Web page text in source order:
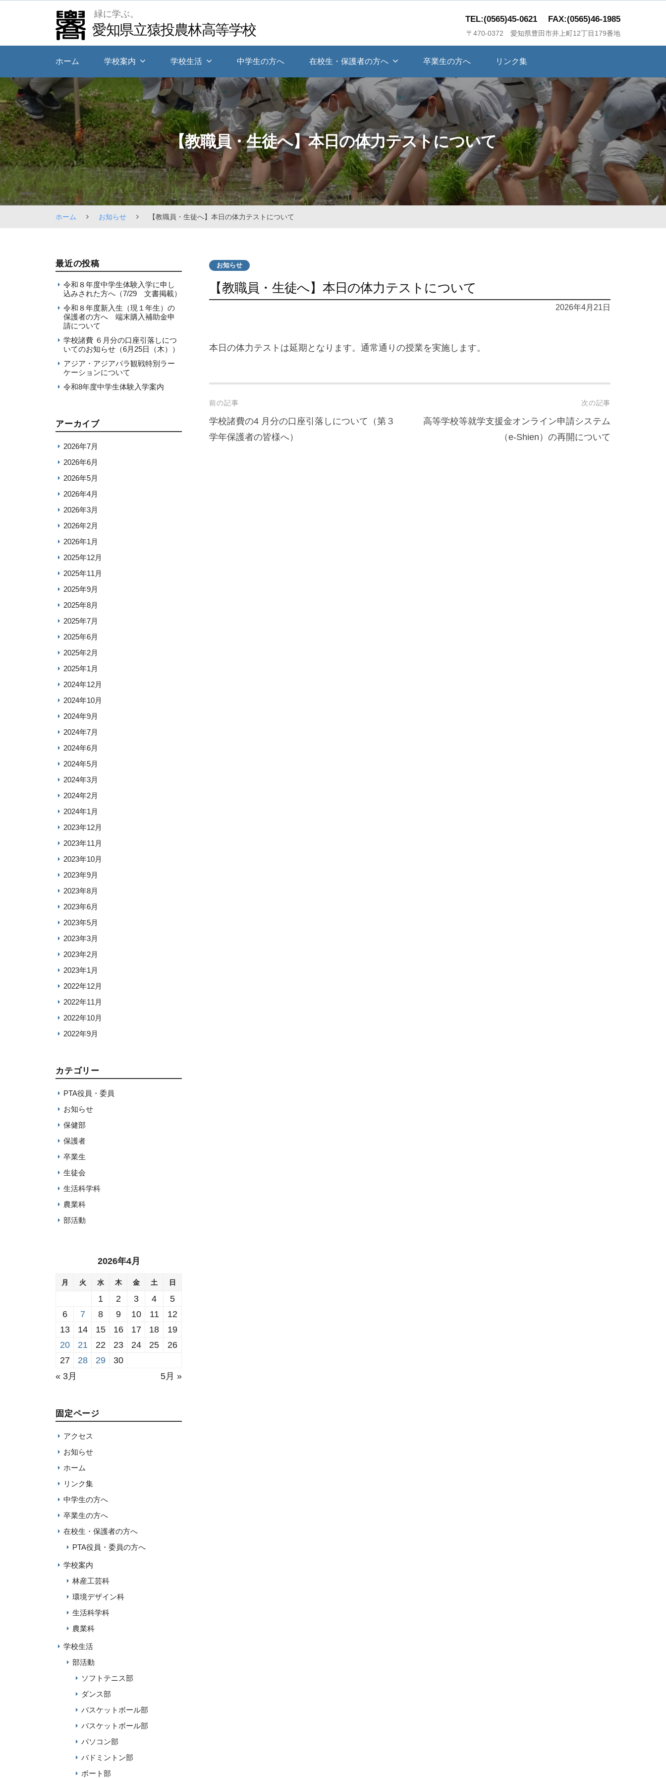
緑に学ぶ。
愛知県立猿投農林高等学校
TEL:(0565)45-0621 FAX:(0565)46-1985
〒470-0372 愛知県豊田市井上町12丁目179番地
ホーム 学校案内 学校生活 中学生の方へ 在校生・保護者の方へ 卒業生の方へ リンク集
【教職員・生徒へ】本日の体力テストについて
ホーム お知らせ 【教職員・生徒へ】本日の体力テストについて
お知らせ
【教職員・生徒へ】本日の体力テストについて
2026年4月21日
本日の体力テストは延期となります。通常通りの授業を実施します。
Post
navigation
前の記事
学校諸費の4 月分の口座引落しについて（第３
学年保護者の皆様へ）
次の記事
高等学校等就学支援金オンライン申請システム
（e-Shien）の再開について
最近の投稿
令和８年度中学生体験入学に申し
込みされた方へ（7/29 文書掲載）
令和８年度新入生（現１年生）の
保護者の方へ 端末購入補助金申
請について
学校諸費 ６月分の口座引落しにつ
いてのお知らせ（6月25日（木））
アジア・アジアパラ観戦特別ラー
ケーションについて
令和8年度中学生体験入学案内
アーカイブ
2026年7月
2026年6月
2026年5月
2026年4月
2026年3月
2026年2月
2026年1月
2025年12月
2025年11月
2025年9月
2025年8月
2025年7月
2025年6月
2025年2月
2025年1月
2024年12月
2024年10月
2024年9月
2024年7月
2024年6月
2024年5月
2024年3月
2024年2月
2024年1月
2023年12月
2023年11月
2023年10月
2023年9月
2023年8月
2023年6月
2023年5月
2023年3月
2023年2月
2023年1月
2022年12月
2022年11月
2022年10月
2022年9月
カテゴリー
PTA役員・委員
お知らせ
保健部
保護者
卒業生
生徒会
生活科学科
農業科
部活動
2026年4月
月 火 水 木 金 土 日
1 2 3 4
5
6
7 8 9 10 11
12
13
14 15 16 17 18
19
20
21 22 23 24 25
26
27
28 29
30
« 3月
5月 »
固定ページ
アクセス
お知らせ
ホーム
リンク集
中学生の方へ
卒業生の方へ
在校生・保護者の方へ
PTA役員・委員の方へ
学校案内
林産工芸科
環境デザイン科
生活科学科
農業科
学校生活
部活動
ソフトテニス部
ダンス部
バスケットボール部
バスケットボール部
パソコン部
バドミントン部
ボート部